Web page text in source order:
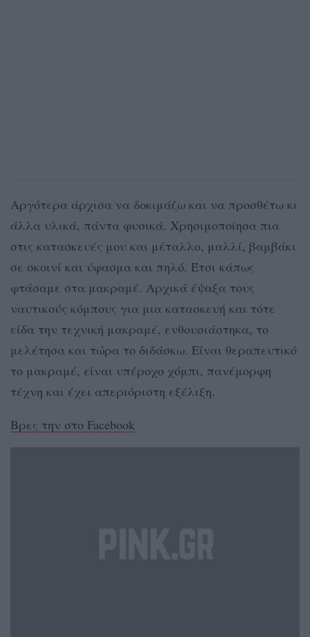
Αργότερα άρχισα να δοκιμάζω και να προσθέτω κι
άλλα υλικά, πάντα φυσικά. Χρησιμοποίησα πια
στις κατασκευές μου και μέταλλο, μαλλί, βαμβάκι
σε σκοινί και ύφασμα και πηλό. Έτσι κάπως
φτάσαμε στα μακραμέ. Αρχικά έψαξα τους
ναυτικούς κόμπους για μια κατασκευή και τότε
είδα την τεχνική μακραμέ, ενθουσιάστηκα, το
μελέτησα και τώρα το διδάσκω. Είναι θεραπευτικό
το μακραμέ, είναι υπέροχο χόμπι, πανέμορφη
τέχνη και έχει απεριόριστη εξέλιξη.
Βρες την στο Facebook